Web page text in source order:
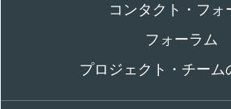
コンタクト・フォ
フォーラム
プロジェクト・チーム